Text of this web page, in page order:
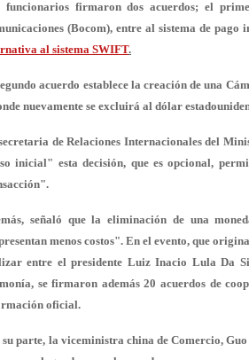
funcionarios firmaron dos acuerdos; el
(Bocom), entre al sistema de
al sistema SWIFT.
acuerdo establece la creación de una
nuevamente se excluirá al dólar
de Relaciones Internacionales del
inicial" esta decisión, que es opcional,
señaló que la eliminación de una
menos costos". En el evento, que
entre el presidente Luiz Inacio Lula Da
se firmaron además 20 acuerdos de
oficial.
parte, la viceministra china de Comercio,